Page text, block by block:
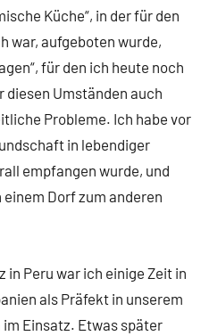
Küche“, in der für den
war, aufgeboten wurde,
für den ich heute noch
diesen Umständen auch
Probleme. Ich habe vor
in lebendiger
empfangen wurde, und
Dorf zum anderen
in Peru war ich einige Zeit in
als Präfekt in unserem
Einsatz. Etwas später